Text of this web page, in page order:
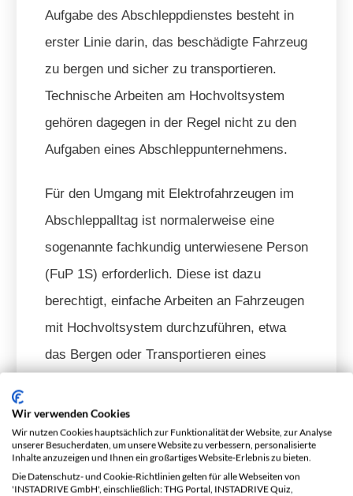
Aufgabe des Abschleppdienstes besteht in
erster Linie darin, das beschädigte Fahrzeug
zu bergen und sicher zu transportieren.
Technische Arbeiten am Hochvoltsystem
gehören dagegen in der Regel nicht zu den
Aufgaben eines Abschleppunternehmens.
Für den Umgang mit Elektrofahrzeugen im
Abschleppalltag ist normalerweise eine
sogenannte fachkundig unterwiesene Person
(FuP 1S) erforderlich. Diese ist dazu
berechtigt, einfache Arbeiten an Fahrzeugen
mit Hochvoltsystem durchzuführen, etwa
das Bergen oder Transportieren eines
Hochvoltsystem selbst sind jedoch nicht
vorgesehen.
Die Hochvoltbatterie eines Elektroautos ist
Wir verwenden Cookies
Wir nutzen Cookies hauptsächlich zur Funktionalität der Website, zur Analyse
unserer Besucherdaten, um unsere Website zu verbessern, personalisierte
Inhalte anzuzeigen und Ihnen ein großartiges Website-Erlebnis zu bieten.
Die Datenschutz- und Cookie-Richtlinien gelten für alle Webseiten von
'INSTADRIVE GmbH', einschließlich: THG Portal, INSTADRIVE Quiz,